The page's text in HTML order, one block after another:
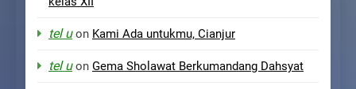
tel uon Kami Ada untukmu, Cianjur
tel uon Gema Sholawat Berkumandang Dahsyat